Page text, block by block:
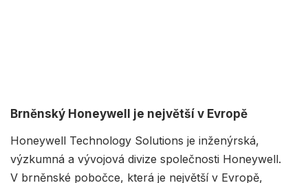
Brněnský Honeywell je největší v Evropě
Honeywell Technology Solutions je inženýrská,
výzkumná a vývojová divize společnosti Honeywell.
V brněnské pobočce, která je největší v Evropě,